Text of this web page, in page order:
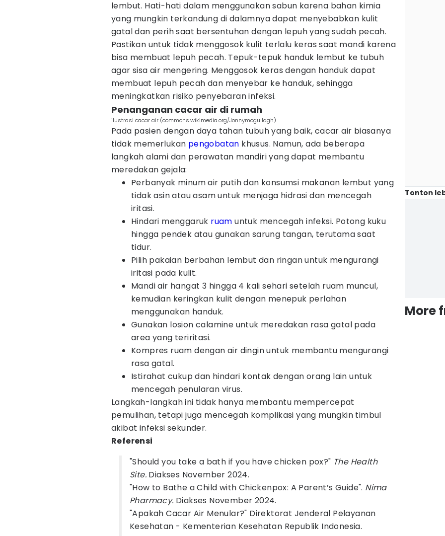
lembut. Hati-hati dalam menggunakan sabun karena bahan kimia
yang mungkin terkandung di dalamnya dapat menyebabkan kulit
gatal dan perih saat bersentuhan dengan lepuh yang sudah pecah.
Pastikan untuk tidak menggosok kulit terlalu keras saat mandi karena
bisa membuat lepuh pecah. Tepuk-tepuk handuk lembut ke tubuh
agar sisa air mengering. Menggosok keras dengan handuk dapat
membuat lepuh pecah dan menyebar ke handuk, sehingga
meningkatkan risiko penyebaran infeksi.
Penanganan cacar air di rumah
ilustrasi cacar air (commons.wikimedia.org/Jonnymcgullagh)
Pada pasien dengan daya tahan tubuh yang baik, cacar air biasanya
tidak memerlukan pengobatan khusus. Namun, ada beberapa
langkah alami dan perawatan mandiri yang dapat membantu
meredakan gejala:
Perbanyak minum air putih dan konsumsi makanan lembut yang
tidak asin atau asam untuk menjaga hidrasi dan mencegah
iritasi.
Hindari menggaruk ruam untuk mencegah infeksi. Potong kuku
hingga pendek atau gunakan sarung tangan, terutama saat
tidur.
Pilih pakaian berbahan lembut dan ringan untuk mengurangi
iritasi pada kulit.
Mandi air hangat 3 hingga 4 kali sehari setelah ruam muncul,
kemudian keringkan kulit dengan menepuk perlahan
menggunakan handuk.
Gunakan losion calamine untuk meredakan rasa gatal pada
area yang teriritasi.
Kompres ruam dengan air dingin untuk membantu mengurangi
rasa gatal.
Istirahat cukup dan hindari kontak dengan orang lain untuk
mencegah penularan virus.
Langkah-langkah ini tidak hanya membantu mempercepat
pemulihan, tetapi juga mencegah komplikasi yang mungkin timbul
akibat infeksi sekunder.
Referensi
"Should you take a bath if you have chicken pox?" The Health
Site. Diakses November 2024.
"How to Bathe a Child with Chickenpox: A Parent’s Guide". Nima
Pharmacy. Diakses November 2024.
"Apakah Cacar Air Menular?" Direktorat Jenderal Pelayanan
Kesehatan - Kementerian Kesehatan Republik Indonesia.
Tonton
More